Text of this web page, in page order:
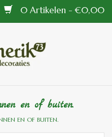
0 Artikelen - €0,00
en of buiten.
EN OF BUITEN.